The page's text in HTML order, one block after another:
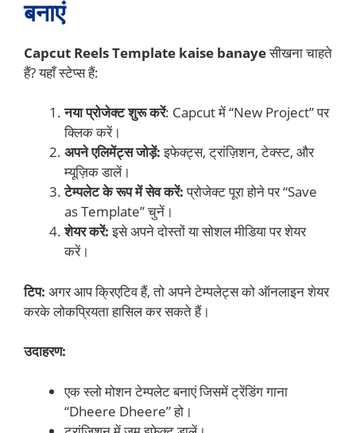
बनाएं
Capcut Reels Template kaise banayeसीखना चाहते
हैं? यहाँ स्टेप्स हैं:
नया प्रोजेक्ट शुरू करें: Capcut में “New Project” पर
क्लिक करें।
अपने एलिमेंट्स जोड़ें:इफेक्ट्स, ट्रांज़िशन, टेक्स्ट, और
म्यूज़िक डालें।
टेम्पलेट के रूप में सेव करें:प्रोजेक्ट पूरा होने पर “Save
as Template” चुनें।
शेयर करें:इसे अपने दोस्तों या सोशल मीडिया पर शेयर
करें।
टिप: अगर आप क्रिएटिव हैं, तो अपने टेम्पलेट्स को ऑनलाइन शेयर
करके लोकप्रियता हासिल कर सकते हैं।
उदाहरण:
एक स्लो मोशन टेम्पलेट बनाएं जिसमें ट्रेंडिंग गाना
“Dheere Dheere” हो।